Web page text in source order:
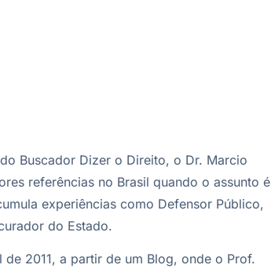
Buscador Dizer o Direito, o Dr. Marcio
referências no Brasil quando o assunto é
experiências como Defensor Público,
do Estado.
de 2011, a partir de um Blog, onde o Prof.